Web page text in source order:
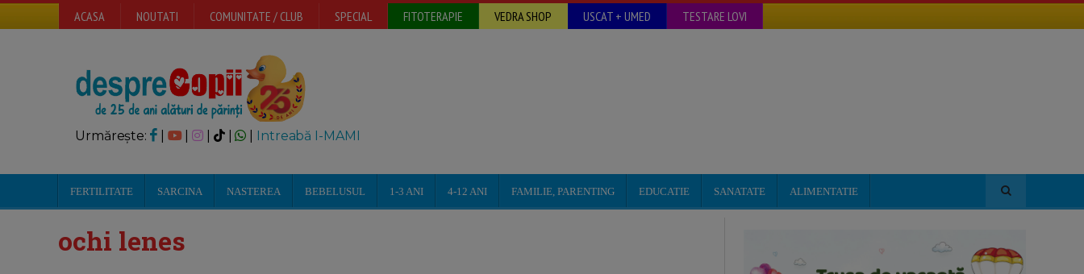
ACASA NOUTATI COMUNITATE / CLUB SPECIAL FITOTERAPIE VEDRA SHOP USCAT + UMED TESTARE LOVI
Urmărește: | | Intreabă I-MAMI
FERTILITATE SARCINA NASTEREA BEBELUSUL 1-3 ANI 4-12 ANI FAMILIE, PARENTING EDUCATIE SANATATE ALIMENTATIE
ochi lenes